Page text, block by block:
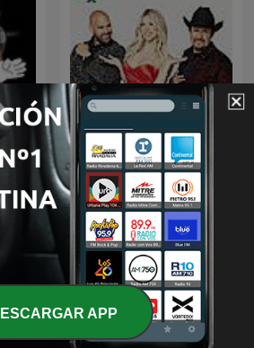
El Bueno, la Mala y el Feo
APP